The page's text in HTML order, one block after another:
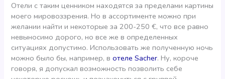
Отели с таким ценником находятся за пределами картины
моего мировоззрения. Но в ассортименте можно при
желании найти и некоторые за 200-250 €, что все равно
невыносимо дорого, но все же в определенных
ситуациях допустимо. Использовать же полученную ночь
можно было бы, например, вотеле Sacher. Ну, короче
говоря, я допускал возможность позволить себе